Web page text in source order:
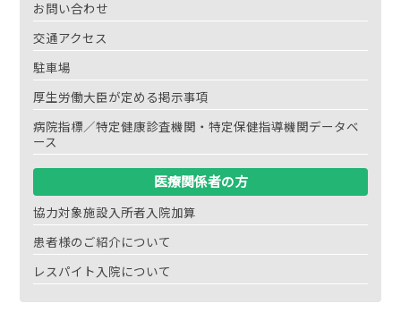
お問い合わせ
交通アクセス
駐車場
厚生労働大臣が定める掲示事項
病院指標／特定健康診査機関・特定保健指導機関データベ
ース
医療関係者の方
協力対象施設入所者入院加算
患者様のご紹介について
レスパイト入院について